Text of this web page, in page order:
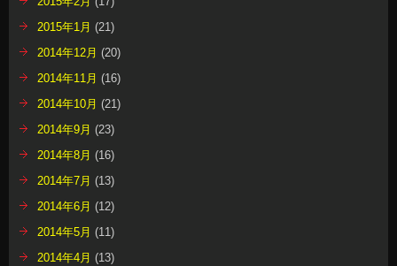
2015年1月 (21)
2014年12月 (20)
2014年11月 (16)
2014年10月 (21)
2014年9月 (23)
2014年8月 (16)
2014年7月 (13)
2014年6月 (12)
2014年5月 (11)
2014年4月 (13)